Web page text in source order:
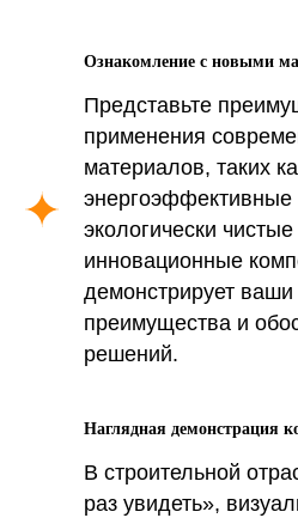
Ознакомление с новыми
Представьте
применения
материалов, таких
экологически
инновационные
демонстрирует ваши
преимущества и
решений.
Наглядная демонстрация
В строительной
раз увидеть»,